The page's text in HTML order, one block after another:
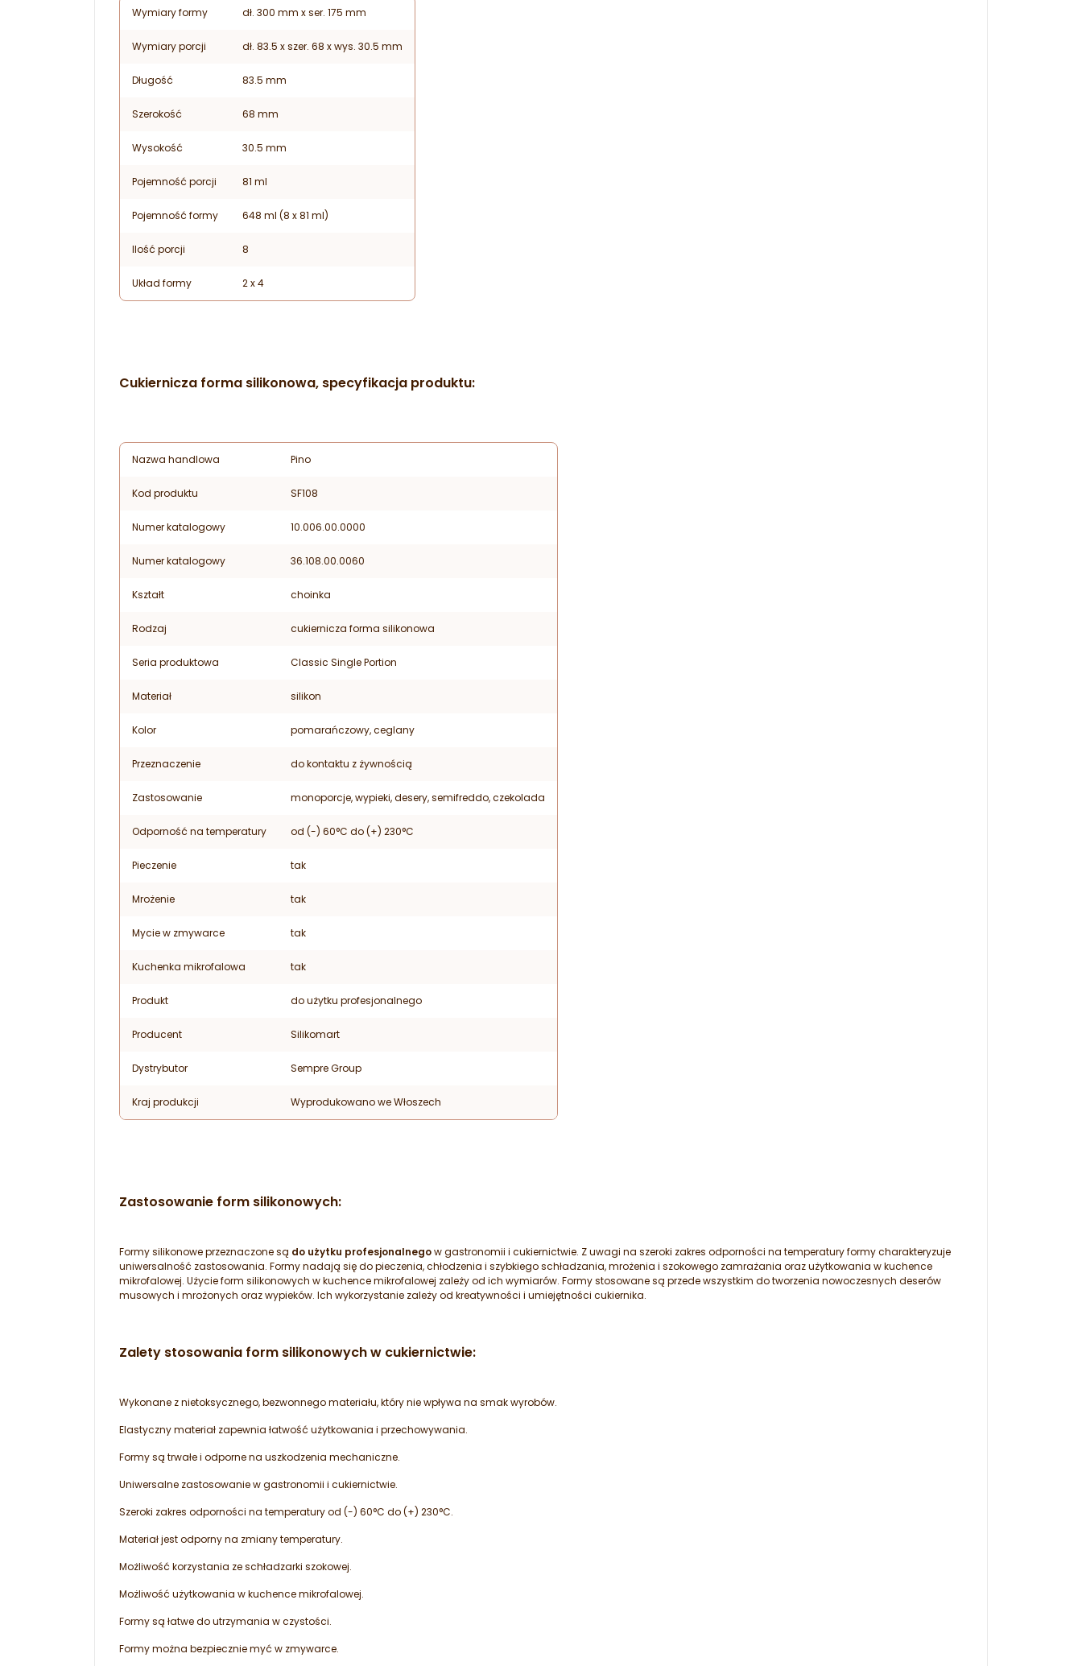
Wymiary formy dł. 300 mm x ser. 175 mm
Wymiary porcji dł. 83.5 x szer. 68 x wys. 30.5 mm
Długość 83.5 mm
Szerokość 68 mm
Wysokość 30.5 mm
Pojemność porcji 81 ml
Pojemność formy 648 ml (8 x 81 ml)
Ilość porcji 8
Układ formy 2 x 4
Cukiernicza forma silikonowa, specyfikacja produktu:
Nazwa handlowa Pino
Kod produktu SF108
Numer katalogowy 10.006.00.0000
Numer katalogowy 36.108.00.0060
Kształt choinka
Rodzaj cukiernicza forma silikonowa
Seria produktowa Classic Single Portion
Materiał silikon
Kolor pomarańczowy, ceglany
Przeznaczenie do kontaktu z żywnością
Zastosowanie monoporcje, wypieki, desery, semifreddo, czekolada
Odporność na temperatury od (-) 60°C do (+) 230°C
Pieczenie tak
Mrożenie tak
Mycie w zmywarce tak
Kuchenka mikrofalowa tak
Produkt do użytku profesjonalnego
Producent Silikomart
Dystrybutor Sempre Group
Kraj produkcji Wyprodukowano we Włoszech
Zastosowanie form silikonowych:
Formy silikonowe przeznaczone są do użytku profesjonalnegow gastronomii i cukiernictwie. Z uwagi na szeroki zakres odporności na temperatury formy charakteryzuje
uniwersalność zastosowania. Formy nadają się do pieczenia, chłodzenia i szybkiego schładzania, mrożenia i szokowego zamrażania oraz użytkowania w kuchence
mikrofalowej. Użycie form silikonowych w kuchence mikrofalowej zależy od ich wymiarów. Formy stosowane są przede wszystkim do tworzenia nowoczesnych deserów
musowych i mrożonych oraz wypieków. Ich wykorzystanie zależy od kreatywności i umiejętności cukiernika.
Zalety stosowania form silikonowych w cukiernictwie:
Wykonane z nietoksycznego, bezwonnego materiału, który nie wpływa na smak wyrobów.
Elastyczny materiał zapewnia łatwość użytkowania i przechowywania.
Formy są trwałe i odporne na uszkodzenia mechaniczne.
Uniwersalne zastosowanie w gastronomii i cukiernictwie.
Szeroki zakres odporności na temperatury od (-) 60°C do (+) 230°C.
Materiał jest odporny na zmiany temperatury.
Możliwość korzystania ze schładzarki szokowej.
Możliwość użytkowania w kuchence mikrofalowej.
Formy są łatwe do utrzymania w czystości.
Formy można bezpiecznie myć w zmywarce.